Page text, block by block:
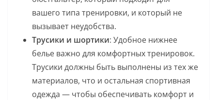
вашего типа тренировки, и который не
вызывает неудобства.
Трусики и шортики: Удобное нижнее
белье важно для комфортных тренировок.
Трусики должны быть выполнены из тех же
материалов, что и остальная спортивная
одежда — чтобы обеспечивать комфорт и